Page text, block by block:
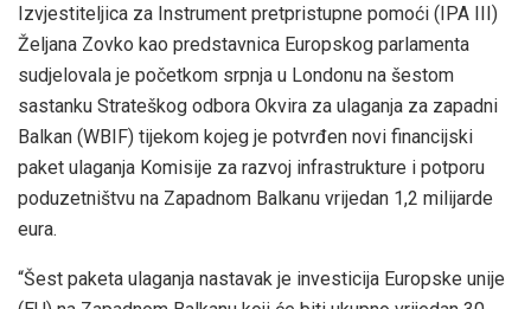
Izvjestiteljica za Instrument pretpristupne pomoći (IPA III)
Željana Zovko kao predstavnica Europskog parlamenta
sudjelovala je početkom srpnja u Londonu na šestom
sastanku Strateškog odbora Okvira za ulaganja za zapadni
Balkan (WBIF) tijekom kojeg je potvrđen novi financijski
paket ulaganja Komisije za razvoj infrastrukture i potporu
poduzetništvu na Zapadnom Balkanu vrijedan 1,2 milijarde
eura.
“Šest paketa ulaganja nastavak je investicija Europske unije